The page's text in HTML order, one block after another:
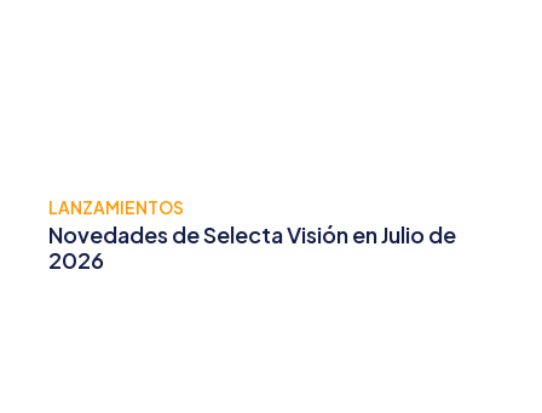
LANZAMIENTOS
Novedades de Selecta Visión en Julio de
2026